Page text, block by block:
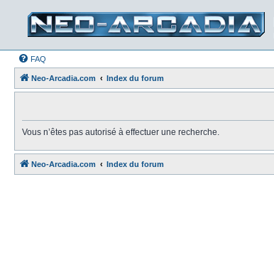
FAQ
Neo-Arcadia.com Index du forum
Vous n’êtes pas autorisé à effectuer une recherche.
Neo-Arcadia.com Index du forum